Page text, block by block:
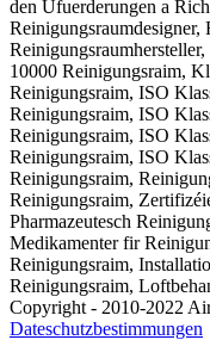
den Ufuerderungen a
Reinigungsraumdesigner,
10000 Reinigungsraim,
Reinigungsraim, ISO
Reinigungsraim, ISO
Reinigungsraim, ISO
Reinigungsraim, ISO
Reinigungsraim,
Reinigungsraim,
Pharmazeutesch
Medikamenter fir
Reinigungsraim,
Reinigungsraim,
Copyright - 2010-2022
Dateschutzbestimmungen